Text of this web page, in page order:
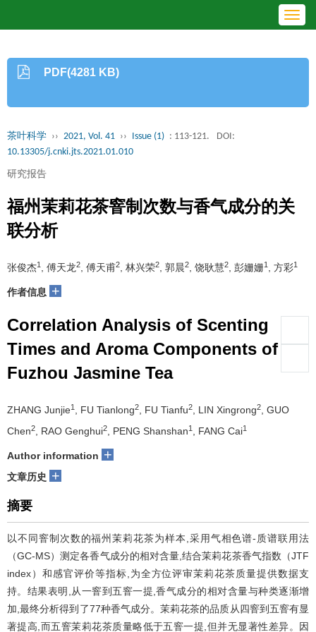
PDF(4281 KB)
茶叶科学 ›› 2021, Vol. 41 ›› Issue (1) : 113-121.
DOI:
10.13305/j.cnki.jts.2021.01.010
研究报告
福州茉莉花茶窨制次数与香气成分的关
联分析
张俊杰1 , 傅天龙2 , 傅天甫2 , 林兴荣2 , 郭晨2 , 饶耿慧2 , 彭姗姗1 , 方彩1
作者信息 +
Correlation Analysis of Scenting
Times and Aroma Components of
Fuzhou Jasmine Tea
ZHANG Junjie1 , FU Tianlong2 , FU Tianfu2 , LIN Xingrong2
, GUO
Chen2 , RAO Genghui2 , PENG Shanshan1 , FANG Cai1
Author information +
文章历史 +
摘要
以不同窨制次数的福州茉莉花茶为样本,采用气相色谱-质谱联用法
（GC-MS）测定各香气成分的相对含量,结合茉莉花茶香气指数（JTF
index）和感官评价等指标,为全方位评审茉莉花茶质量提供数据支
持。结果表明,从一窨到五窨一提,香气成分的相对含量与种类逐渐增
加,最终分析得到了77种香气成分。茉莉花茶的品质从四窨到五窨有显
著提高,而五窨茉莉花茶质量略低于五窨一提,但并无显著性差异。因